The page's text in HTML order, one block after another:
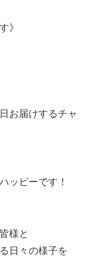
》
お届けするチャ
ッピーです！
様と
日々の様子を